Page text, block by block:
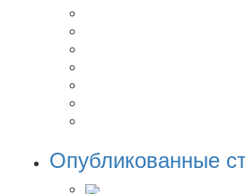
Опубликованные